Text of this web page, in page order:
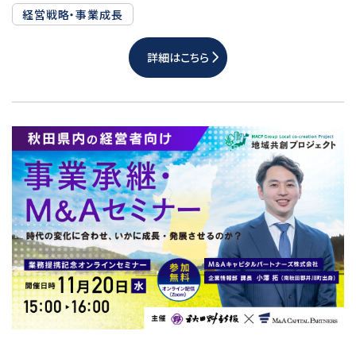
経営戦略・事業成長
詳細はこちら